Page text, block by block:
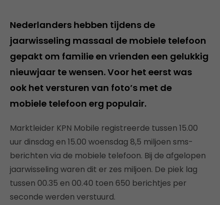
Nederlanders hebben tijdens de
jaarwisseling massaal de mobiele telefoon
gepakt om familie en vrienden een gelukkig
nieuwjaar te wensen. Voor het eerst was
ook het versturen van foto’s met de
mobiele telefoon erg populair.
Marktleider KPN Mobile registreerde tussen 15.00
uur dinsdag en 15.00 woensdag 8,5 miljoen sms-
berichten via de mobiele telefoon. Bij de afgelopen
jaarwisseling waren dit er zes miljoen. De piek lag
tussen 00.35 en 00.40 toen 650 berichtjes per
seconde werden verstuurd.